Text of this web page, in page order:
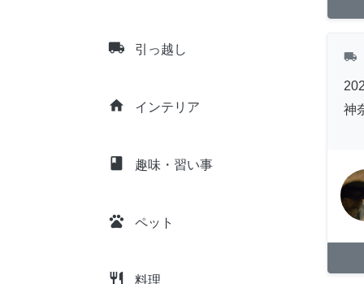
local_shipping 引っ越し
home インテリア
class 趣味・習い事
pets ペット
restaurant 料理
local_shipping
神